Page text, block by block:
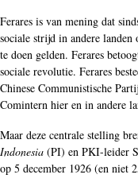
Ferares is van mening dat
sociale strijd in andere
te doen gelden. Ferares
sociale revolutie. Ferares
Chinese Communistische
Comintern hier en in andere
Maar deze centrale stelling
Indonesia (PI) en PKI-leider
op 5 december 1926 (en niet